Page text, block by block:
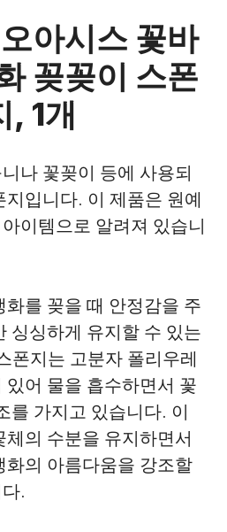
아시스 꽃바
꽂꽂이 스폰
, 1개
나 꽃꽂이 등에 사용되
입니다. 이 제품은 원예
이템으로 알려져 있습니
를 꽂을 때 안정감을 주
싱싱하게 유지할 수 있는
폰지는 고분자 폴리우레
있어 물을 흡수하면서 꽃
를 가지고 있습니다. 이
의 수분을 유지하면서
화의 아름다움을 강조할
.